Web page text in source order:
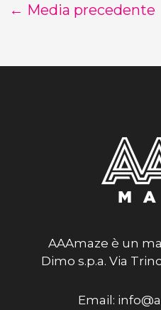
← Media precedente
AAAmaze è un
Dimo s.p.a. Via
Email: